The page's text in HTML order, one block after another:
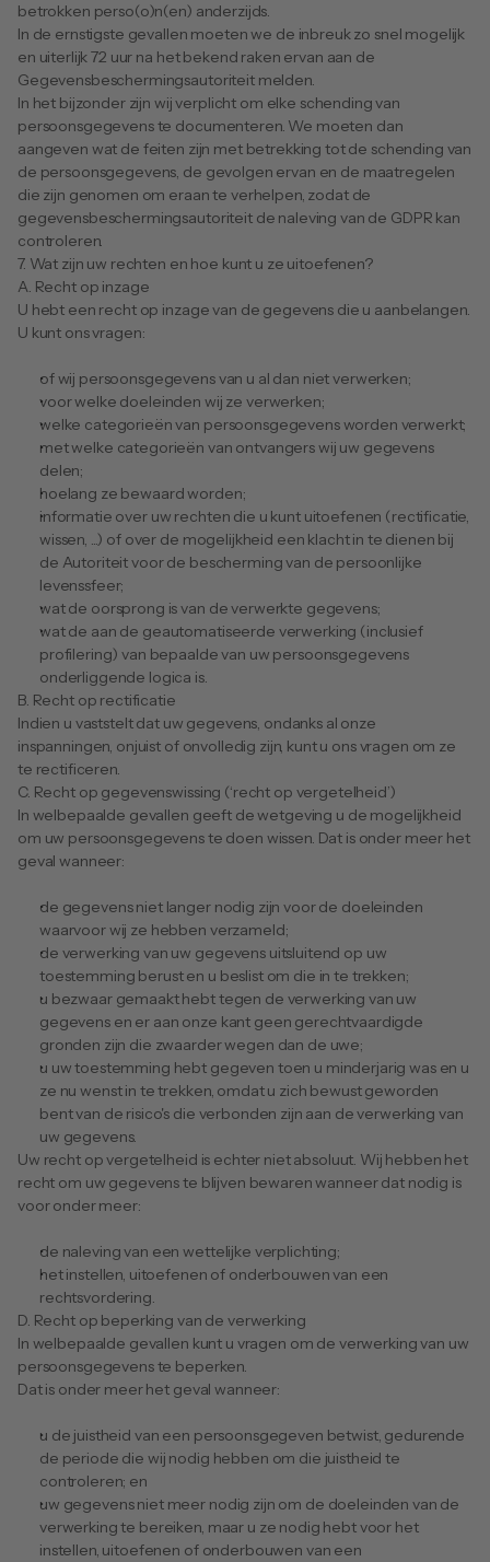
betrokken perso(o)n(en) anderzijds.
In de ernstigste gevallen moeten we de inbreuk zo snel mogelijk
en uiterlijk 72 uur na het bekend raken ervan aan de
Gegevensbeschermingsautoriteit melden.
In het bijzonder zijn wij verplicht om elke schending van
persoonsgegevens te documenteren. We moeten dan
aangeven wat de feiten zijn met betrekking tot de schending van
de persoonsgegevens, de gevolgen ervan en de maatregelen
die zijn genomen om eraan te verhelpen, zodat de
gegevensbeschermingsautoriteit de naleving van de GDPR kan
controleren.
7. Wat zijn uw rechten en hoe kunt u ze uitoefenen?
A. Recht op inzage
U hebt een recht op inzage van de gegevens die u aanbelangen.
U kunt ons vragen:
of wij persoonsgegevens van u al dan niet verwerken;
voor welke doeleinden wij ze verwerken;
welke categorieën van persoonsgegevens worden verwerkt;
met welke categorieën van ontvangers wij uw gegevens
delen;
hoelang ze bewaard worden;
informatie over uw rechten die u kunt uitoefenen (rectificatie,
wissen, ...) of over de mogelijkheid een klacht in te dienen bij
de Autoriteit voor de bescherming van de persoonlijke
levenssfeer;
wat de oorsprong is van de verwerkte gegevens;
wat de aan de geautomatiseerde verwerking (inclusief
profilering) van bepaalde van uw persoonsgegevens
onderliggende logica is.
B. Recht op rectificatie
Indien u vaststelt dat uw gegevens, ondanks al onze
inspanningen, onjuist of onvolledig zijn, kunt u ons vragen om ze
te rectificeren.
C. Recht op gegevenswissing (‘recht op vergetelheid’)
In welbepaalde gevallen geeft de wetgeving u de mogelijkheid
om uw persoonsgegevens te doen wissen. Dat is onder meer het
geval wanneer:
de gegevens niet langer nodig zijn voor de doeleinden
waarvoor wij ze hebben verzameld;
de verwerking van uw gegevens uitsluitend op uw
toestemming berust en u beslist om die in te trekken;
u bezwaar gemaakt hebt tegen de verwerking van uw
gegevens en er aan onze kant geen gerechtvaardigde
gronden zijn die zwaarder wegen dan de uwe;
u uw toestemming hebt gegeven toen u minderjarig was en u
ze nu wenst in te trekken, omdat u zich bewust geworden
bent van de risico's die verbonden zijn aan de verwerking van
uw gegevens.
Uw recht op vergetelheid is echter niet absoluut. Wij hebben het
recht om uw gegevens te blijven bewaren wanneer dat nodig is
voor onder meer:
de naleving van een wettelijke verplichting;
het instellen, uitoefenen of onderbouwen van een
rechtsvordering.
D. Recht op beperking van de verwerking
In welbepaalde gevallen kunt u vragen om de verwerking van uw
persoonsgegevens te beperken.
Dat is onder meer het geval wanneer:
u de juistheid van een persoonsgegeven betwist, gedurende
de periode die wij nodig hebben om die juistheid te
controleren; en
uw gegevens niet meer nodig zijn om de doeleinden van de
verwerking te bereiken, maar u ze nodig hebt voor het
instellen, uitoefenen of onderbouwen van een